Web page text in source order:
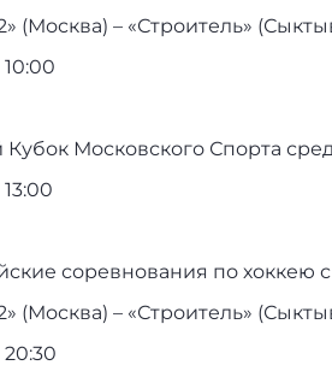
(Москва) – «Строитель»
Московского Спорта
соревнования по хоккею
(Москва) – «Строитель»